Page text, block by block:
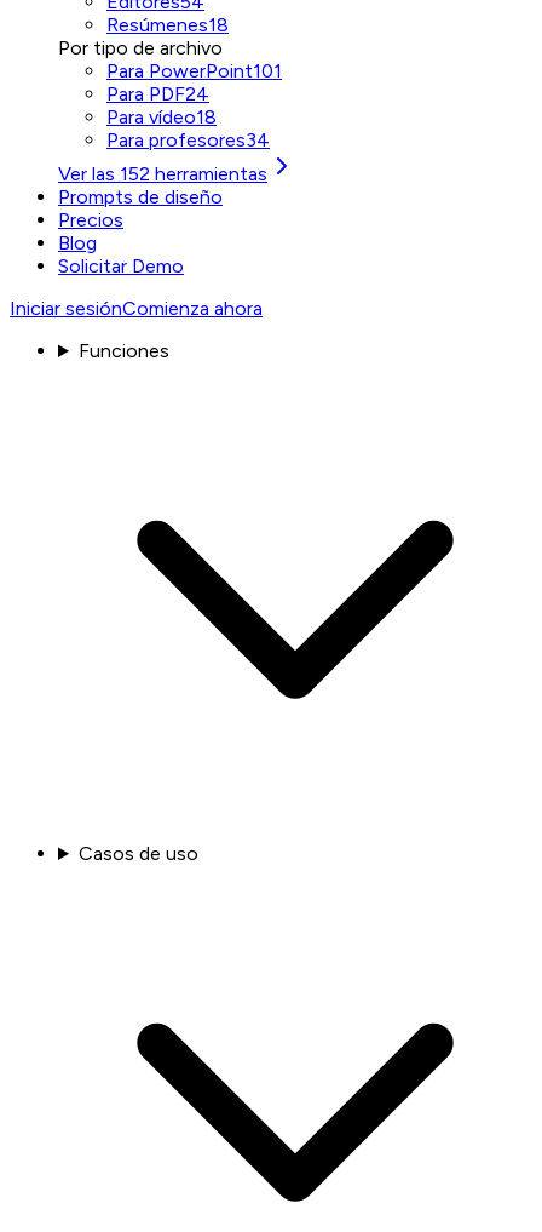
Resúmenes18
Por tipo de archivo
Para PowerPoint101
Para PDF24
Para vídeo18
Para profesores34
Ver las 152 herramientas
Prompts de diseño
Precios
Blog
Solicitar Demo
Iniciar sesiónComienza ahora
Funciones
Casos de uso